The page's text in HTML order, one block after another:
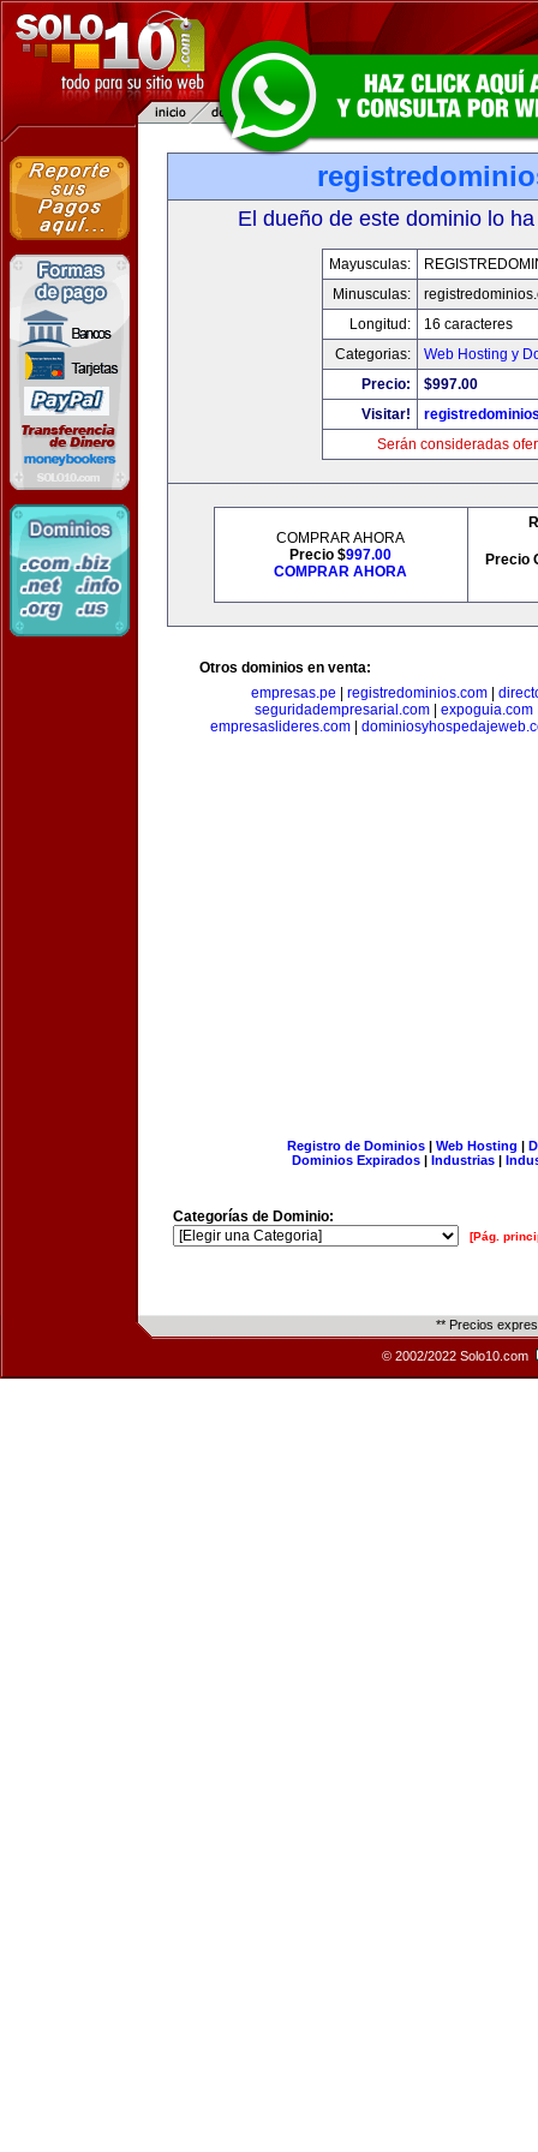
El dueño de este dominio lo
Mayusculas:
Minusculas:
Longitud:
16 caracteres
Categorias:
Web Hosting y
Precio:
$997.00
Visitar!
Serán consideradas
COMPRAR AHORA
Precio $997.00
COMPRAR AHORA
Precio
Otros dominios en venta:
empresas.pe
registredominios.com
seguridadempresarial.com
expoguia.com
empresaslideres.com|
Registro de Dominios| Web Hosting |
Dominios Expirados | Industrias |
Categorías de Dominio:
[Pág.
** Precios
© 2002/2022 Solo10.com